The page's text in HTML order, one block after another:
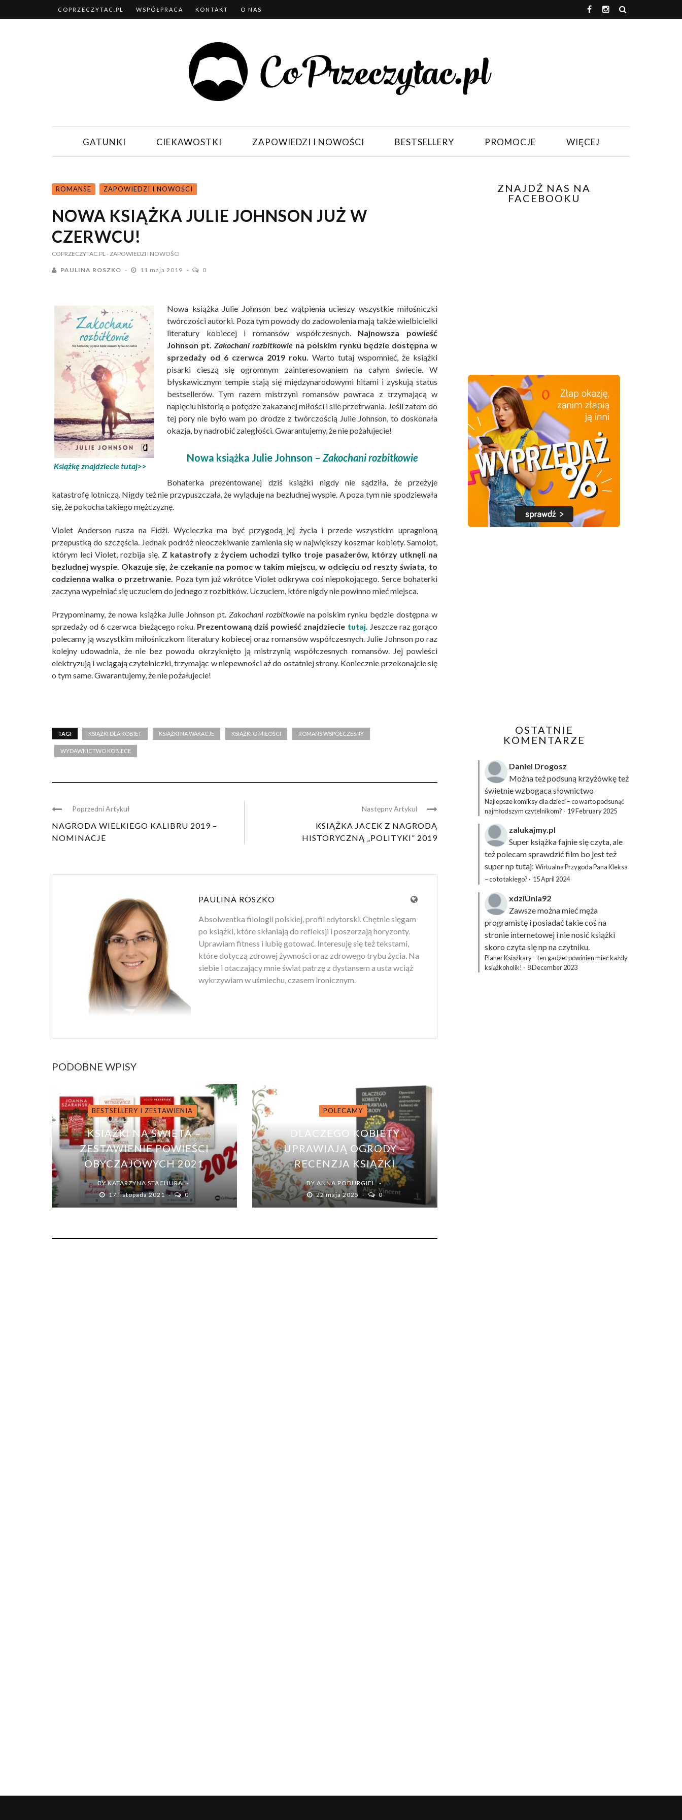
COPRZECZYTAC.PL WSPÓŁPRACA KONTAKT O NAS
GATUNKI CIEKAWOSTKI ZAPOWIEDZI I NOWOŚCI BESTSELLERY PROMOCJE WIĘCEJ
ROMANSE ZAPOWIEDZI I NOWOŚCI
NOWA KSIĄŻKA JULIE JOHNSON JUŻ W
CZERWCU!
COPRZECZYTAC.PL- ZAPOWIEDZI I NOWOŚCI
PAULINA ROSZKO 11 maja 2019 0
Książkę znajdziecie tutaj>>
Nowa książka Julie Johnson bez wątpienia ucieszy wszystkie miłośniczki
twórczości autorki. Poza tym powody do zadowolenia mają także wielbicielki
literatury kobiecej i romansów współczesnych. Najnowsza powieść
Johnson pt. Zakochani rozbitkowie na polskim rynku będzie dostępna w
sprzedaży od 6 czerwca 2019 roku. Warto tutaj wspomnieć, że książki
pisarki cieszą się ogromnym zainteresowaniem na całym świecie. W
błyskawicznym tempie stają się międzynarodowymi hitami i zyskują status
bestsellerów. Tym razem mistrzyni romansów powraca z trzymającą w
napięciu historią o potędze zakazanej miłości i sile przetrwania. Jeśli zatem do
tej pory nie było wam po drodze z twórczością Julie Johnson, to doskonała
okazja, by nadrobić zaległości. Gwarantujemy, że nie pożałujecie!
Nowa książka Julie Johnson – Zakochani rozbitkowie
Bohaterka prezentowanej dziś książki nigdy nie sądziła, że przeżyje
katastrofę lotniczą. Nigdy też nie przypuszczała, że wyląduje na bezludnej wyspie. A poza tym nie spodziewała
się, że pokocha takiego mężczyznę.
Violet Anderson rusza na Fidżi. Wycieczka ma być przygodą jej życia i przede wszystkim upragnioną
przepustką do szczęścia. Jednak podróż nieoczekiwanie zamienia się w największy koszmar kobiety. Samolot,
którym leci Violet, rozbija się. Z katastrofy z życiem uchodzi tylko troje pasażerów, którzy utknęli na
bezludnej wyspie. Okazuje się, że czekanie na pomoc w takim miejscu, w odcięciu od reszty świata, to
codzienna walka o przetrwanie. Poza tym już wkrótce Violet odkrywa coś niepokojącego. Serce bohaterki
zaczyna wypełniać się uczuciem do jednego z rozbitków. Uczuciem, które nigdy nie powinno mieć miejsca.
Przypominamy, że nowa książka Julie Johnson pt. Zakochani rozbitkowiena polskim rynku będzie dostępna w
sprzedaży od 6 czerwca bieżącego roku. Prezentowaną dziś powieść znajdziecie tutaj. Jeszcze raz gorąco
polecamy ją wszystkim miłośniczkom literatury kobiecej oraz romansów współczesnych. Julie Johnson po raz
kolejny udowadnia, że nie bez powodu okrzyknięto ją mistrzynią współczesnych romansów. Jej powieści
elektryzują i wciągają czytelniczki, trzymając w niepewności aż do ostatniej strony. Koniecznie przekonajcie się
o tym same. Gwarantujemy, że nie pożałujecie!
TAGI KSIĄŻKI DLA KOBIET KSIĄŻKI NA WAKACJE KSIĄŻKI O MIŁOŚCI ROMANS WSPÓŁCZESNY
WYDAWNICTWO KOBIECE
Poprzedni Artykuł
NAGRODA WIELKIEGO KALIBRU 2019 –
NOMINACJE
Następny Artykul
KSIĄŻKA JACEK Z NAGRODĄ
HISTORYCZNĄ „POLITYKI” 2019
PAULINA ROSZKO
Absolwentka filologii polskiej, profil edytorski. Chętnie sięgam
po książki, które skłaniają do refleksji i poszerzają horyzonty.
Uprawiam fitness i lubię gotować. Interesuję się też tekstami,
które dotyczą zdrowej żywności oraz zdrowego trybu życia. Na
siebie i otaczający mnie świat patrzę z dystansem a usta wciąż
wykrzywiam w uśmiechu, czasem ironicznym.
PODOBNE WPISY
BESTSELLERY I ZESTAWIENIA
KSIĄŻKI NA ŚWIĘTA –
ZESTAWIENIE POWIEŚCI
OBYCZAJOWYCH 2021
BYKATARZYNA STACHURA
17 listopada 2021
0
POLECAMY
DLACZEGO KOBIETY
UPRAWIAJĄ OGRODY –
RECENZJA KSIĄŻKI
BY ANNA PODURGIEL
22 maja 2025
0
ZNAJDŹ NAS NA
FACEBOOKU
OSTATNIE
KOMENTARZE
Daniel Drogosz
Można też podsuną krzyżówkęteż
świetnie wzbogaca słownictwo
Najlepsze komiksy dla dzieci – co warto podsunąć
najmłodszym czytelnikom? · 19 February 2025
zalukajmy.pl
Super książka fajnie się czyta, ale
też polecam sprawdzić film bo jest też
super np tutaj: Wirtualna Przygoda Pana Kleksa
– co to takiego? · 15 April 2024
xdziUnia92
Zawsze można mieć męża
programistę i posiadać takie coś na
stronie internetowej i nie nosić książki
skoro czyta się np na czytniku.
Planer Książkary – ten gadżet powinien mieć każdy
książkoholik! · 8 December 2023